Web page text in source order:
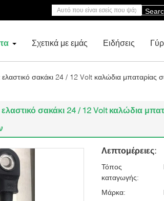
Σχετικά με εμάς Ειδήσεις
σακάκι 24 / 12 Volt καλώδια μπαταρίας
σακάκι 24 / 12 Volt καλώδια
Λεπτομέρειες:
Τόπος
καταγωγής:
Μάρκα: